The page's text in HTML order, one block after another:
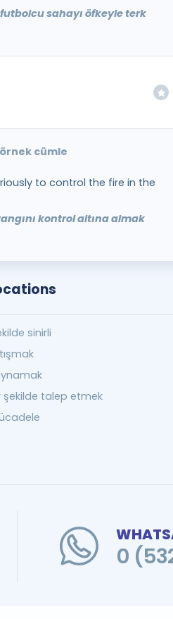
sahayı öfkeyle terk
cümle
to control the fire in the
kontrol altına almak
sinirli
şekilde talep etmek
0